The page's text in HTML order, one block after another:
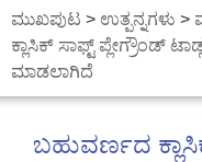
ಮುಖಪುಟ > ಉತ್ಪನ್ನಗಳು >
ಕ್ಲಾಸಿಕ್ ಸಾಫ್ಟ್ ಪ್ಲೇಗ್ರೌಂಡ್
ಮಾಡಲಾಗಿದೆ
ಬಹುವರ್ಣದ